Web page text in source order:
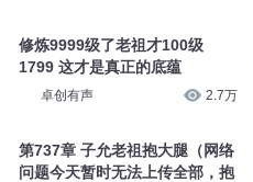
修炼9999级了老祖才100级
1799 这才是真正的底蕴
卓创有声 2.7万
第737章 子允老祖抱大腿（网络
问题今天暂时无法上传全部，抱